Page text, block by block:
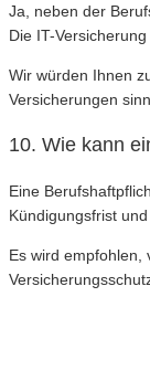
Ja, neben der
Die IT-
Wir würden Ihnen
Versicherungen
10. Wie kann
Eine
Kündigungsfrist
Es wird empfohlen,